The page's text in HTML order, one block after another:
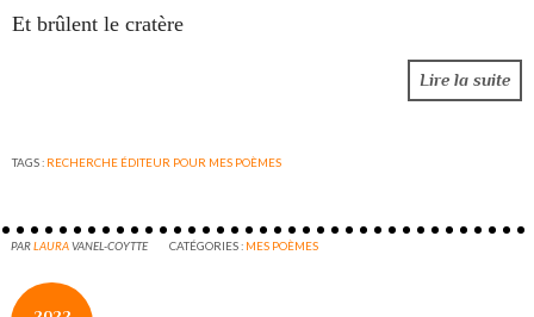
Et brûlent le cratère
Lire la suite
TAGS : RECHERCHE ÉDITEUR POUR MES POÈMES
PARLAURAVANEL-COYTTE CATÉGORIES : MES POÈMES